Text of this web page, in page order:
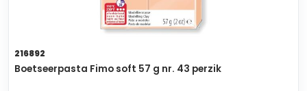
216892
Boetseerpasta Fimo soft 57 g nr. 43 perzik